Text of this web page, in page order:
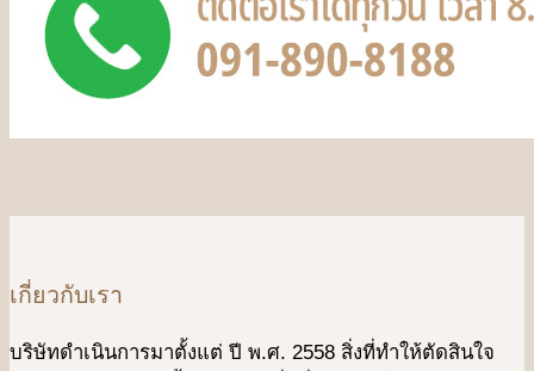
เกี่ยวกับเรา
บริษัทดําเนินการมาตั้งแต่ ปี พ.ศ. 2558 สิ่งที่ทำให้ตัดสินใจ